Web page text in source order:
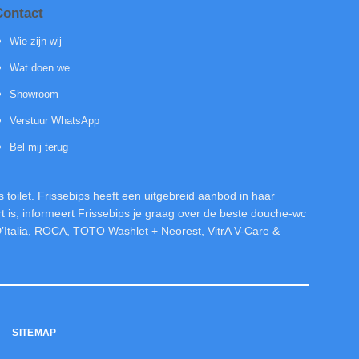
Wie zijn wij
Wat doen we
Showroom
Verstuur WhatsApp
Bel mij terug
Frissebips heeft een uitgebreid aanbod in haar
informeert Frissebips je graag over de beste douche-wc
ROCA, TOTO Washlet + Neorest, VitrA V-Care &
SITEMAP